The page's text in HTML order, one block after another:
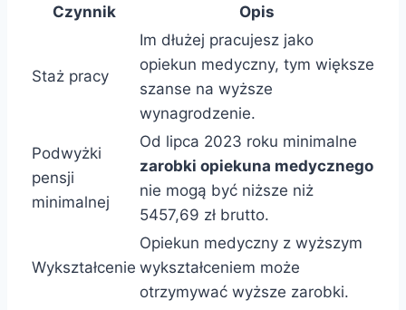
Czynnik Opis
Staż pracy
Im dłużej pracujesz jako
opiekun medyczny, tym większe
szanse na wyższe
wynagrodzenie.
Podwyżki
pensji
minimalnej
Od lipca 2023 roku minimalne
zarobki opiekuna medycznego
nie mogą być niższe niż
5457,69 zł brutto.
Wykształcenie
Opiekun medyczny z wyższym
wykształceniem może
otrzymywać wyższe zarobki.